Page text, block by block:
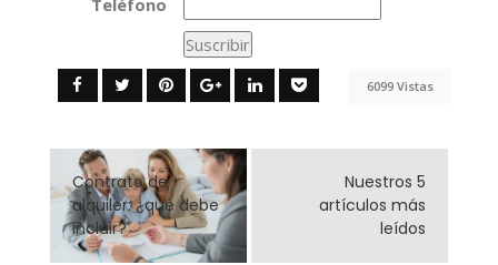
6099 Vistas
Contrato de
alquiler: ¿qué debe
incluir?
Nuestros 5
artículos más
leídos